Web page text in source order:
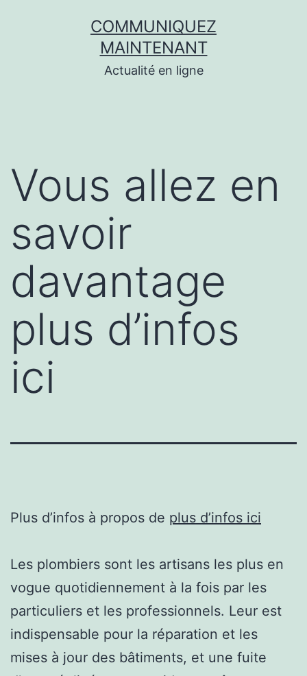
COMMUNIQUEZ
MAINTENANT
Actualité en ligne
Vous allez en
savoir
davantage
plus d’infos
ici
Plus d’infos à propos de plus d’infos ici
Les plombiers sont les artisans les plus en
vogue quotidiennement à la fois par les
particuliers et les professionnels. Leur est
indispensable pour la réparation et les
mises à jour des bâtiments, et une fuite